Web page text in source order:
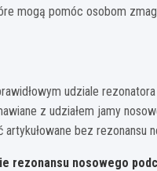
mogą pomóc osobom
udziale
z udziałem jamy
artykułowane bez rezonansu
rezonansu nosowego